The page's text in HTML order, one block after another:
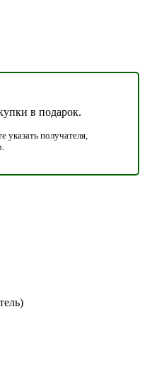
в подарок.
получателя,